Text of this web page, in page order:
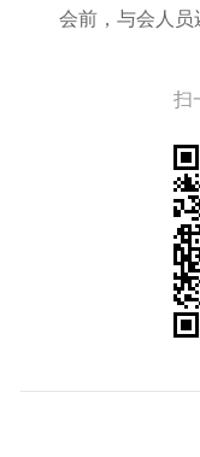
会前，与会人员
扫